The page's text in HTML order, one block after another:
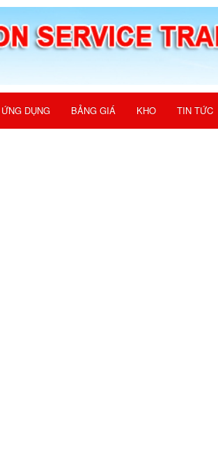
ỨNG DỤNG BẢNG GIÁ KHO TIN TỨC